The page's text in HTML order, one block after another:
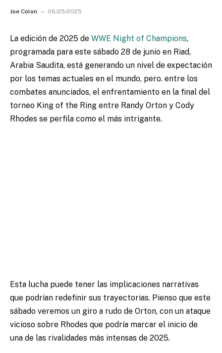
Joe Colon 06/25/2025
La edición de 2025 de WWE Night of Champions,
programada para este sábado 28 de junio en Riad,
Arabia Saudita, está generando un nivel de expectación
por los temas actuales en el mundo, pero. entre los
combates anunciados, el enfrentamiento en la final del
torneo King of the Ring entre Randy Orton y Cody
Rhodes se perfila como el más intrigante.
Esta lucha puede tener las implicaciones narrativas
que podrían redefinir sus trayectorias. Pienso que este
sábado veremos un giro a rudo de Orton, con un ataque
vicioso sobre Rhodes que podría marcar el inicio de
una de las rivalidades más intensas de 2025.